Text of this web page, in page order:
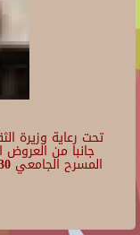
تحت رعاية وزيرة
جانبا من العروض